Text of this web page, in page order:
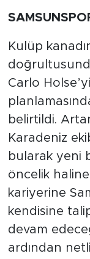
Kulüp
Carlo
belirtildi.
Karadeniz
bularak yeni
öncelik
kariyerine
kendisine
devam
ardından